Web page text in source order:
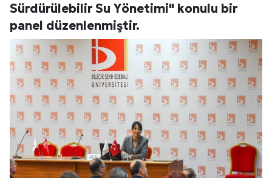
Sürdürülebilir Su Yönetimi" konulu bir
panel düzenlenmiştir.